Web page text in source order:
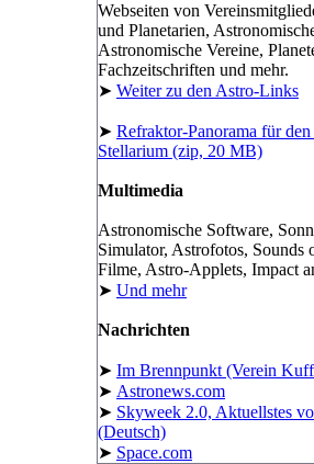
Webseiten von
und Planetarien,
Astronomische Vereine,
Fachzeitschriften und mehr.
➤ Weiter zu den Astro-Links
➤ Refraktor-Panorama für
Stellarium (zip, 20 MB)
Multimedia
Astronomische Software,
Simulator, Astrofotos, Sounds
Filme, Astro-Applets, Impact
➤ Und mehr
Nachrichten
➤ Im Brennpunkt (Verein
➤ Astronews.com
➤ Skyweek 2.0, Aktuellstes
(Deutsch)
➤ Space.com